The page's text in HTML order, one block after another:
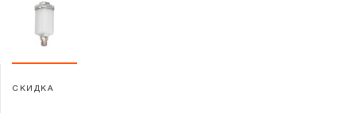
Гарантия и сервис
Доставка и оплата
Партнерам
СКИДКА